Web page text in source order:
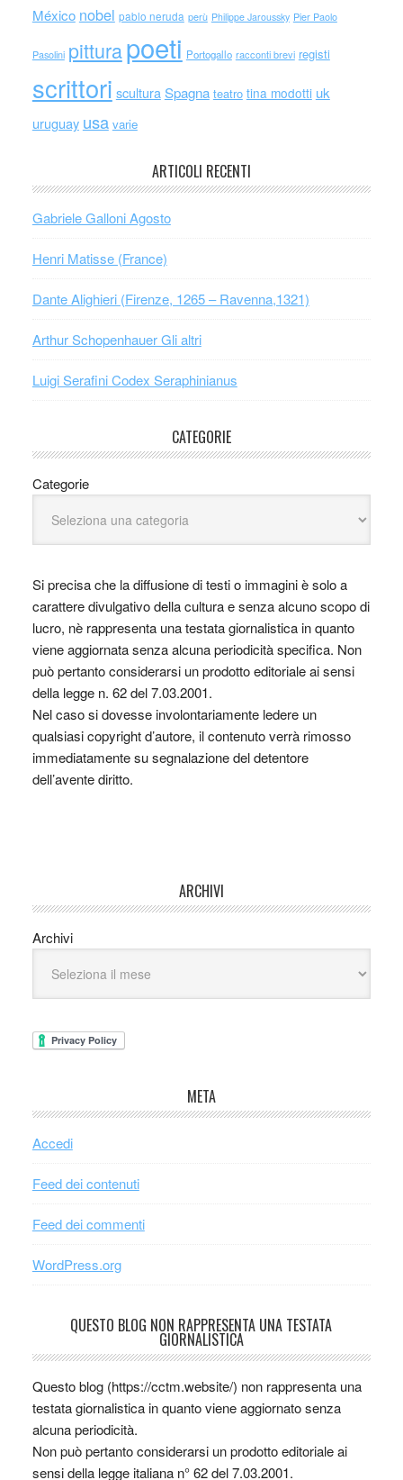
México nobel pablo neruda perù Philippe Jaroussky Pier Paolo
Pasolini pitturapoeti Portogallo racconti brevi registi
scrittori scultura Spagna teatro tina modotti uk
uruguay usa varie
ARTICOLI RECENTI
Gabriele Galloni Agosto
Henri Matisse (France)
Dante Alighieri (Firenze, 1265 – Ravenna,1321)
Arthur Schopenhauer Gli altri
Luigi Serafini Codex Seraphinianus
CATEGORIE
Categorie
Si precisa che la diffusione di testi o immagini è solo a
carattere divulgativo della cultura e senza alcuno scopo di
lucro, nè rappresenta una testata giornalistica in quanto
viene aggiornata senza alcuna periodicità specifica. Non
può pertanto considerarsi un prodotto editoriale ai sensi
della legge n. 62 del 7.03.2001.
Nel caso si dovesse involontariamente ledere un
qualsiasi copyright d’autore, il contenuto verrà rimosso
immediatamente su segnalazione del detentore
dell’avente diritto.
ARCHIVI
Archivi
META
Accedi
Feed dei contenuti
Feed dei commenti
WordPress.org
QUESTO BLOG NON RAPPRESENTA UNA TESTATA
GIORNALISTICA
Questo blog (https://cctm.website/) non rappresenta una
testata giornalistica in quanto viene aggiornato senza
alcuna periodicità.
Non può pertanto considerarsi un prodotto editoriale ai
sensi della legge italiana n° 62 del 7.03.2001.